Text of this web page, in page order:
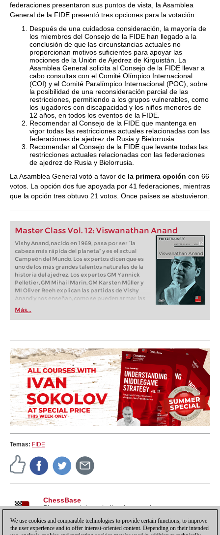
federaciones presentaron sus puntos de vista, la Asamblea
General de la FIDE presentó tres opciones para la votación:
Después de una cuidadosa consideración, la mayoría de
los miembros del Consejo de la FIDE han llegado a la
conclusión de que las circunstancias actuales no
proporcionan motivos suficientes para apoyar las
mociones de la Unión de Ajedrez de Kirguistán. La
Asamblea General solicita al Consejo de la FIDE llevar a
cabo consultas con el Comité Olímpico Internacional
(COI) y el Comité Paralímpico Internacional (POC), sobre
la posibilidad de una reconsideración parcial de las
restricciones, permitiendo a los grupos vulnerables, como
los jugadores con discapacidad y los niños menores de
12 años, en todos los eventos de la FIDE.
Recomendar al Consejo de la FIDE que mantenga en
vigor todas las restricciones actuales relacionadas con las
federaciones de ajedrez de Rusia y Bielorrusia.
Recomendar al Consejo de la FIDE que levante todas las
restricciones actuales relacionadas con las federaciones
de ajedrez de Rusia y Bielorrusia.
La Asamblea General votó a favor de la primera opción con 66
votos. La opción dos fue apoyada por 41 federaciones, mientras
que la opción tres obtuvo 21 votos. Once países se abstuvieron.
Master Class Vol. 12: Viswanathan Anand
Vishy Anand, nacido en 1969, pasa por ser “la
cabeza más rápida del planeta“ y es el actual
Campeón del Mundo. Los expertos dicen que es
uno de los más grandes talentos naturales de la
historia del ajedrez. Los expertos GM Yannick
Pelletier, GM Mihail Marin, GM Karsten Müller y
MI Oliver Reeh explican las partidas de Vishy
Anand y nos enseñan, como se pueden armar las
partidas desde un punto de vista estratégico
para presionar sobre el oponente y para jugar los
finales con la técnica apropiada para ganar la
Más...
Temas: FIDE
ChessBase
Pistas, tutoriales e indicaciones sobre nuestros
We use cookies and comparable technologies to provide certain functions, to improve
the user experience and to offer interest-oriented content. Depending on their intended